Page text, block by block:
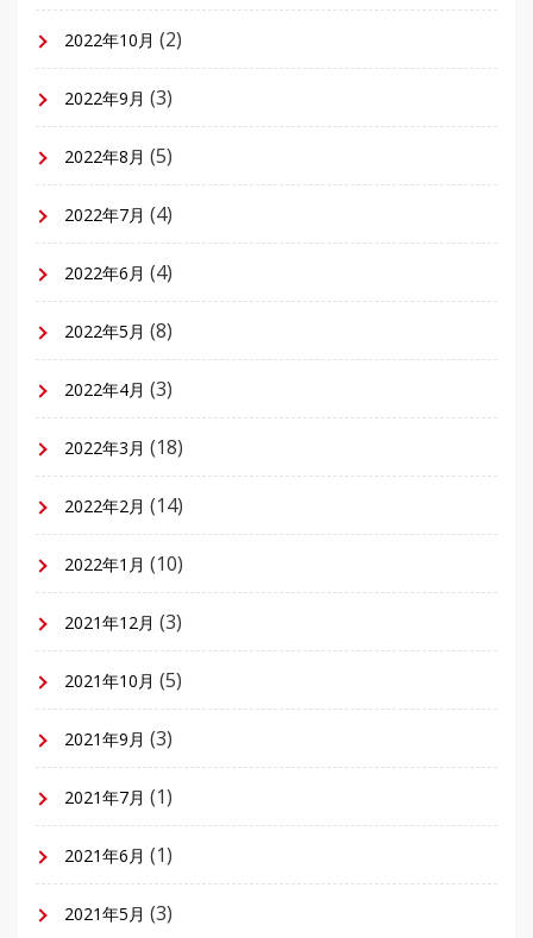
2022年10月 (2)
2022年9月 (3)
2022年8月 (5)
2022年7月 (4)
2022年6月 (4)
2022年5月 (8)
2022年4月 (3)
2022年3月 (18)
2022年2月 (14)
2022年1月 (10)
2021年12月 (3)
2021年10月 (5)
2021年9月 (3)
2021年7月 (1)
2021年6月 (1)
2021年5月 (3)